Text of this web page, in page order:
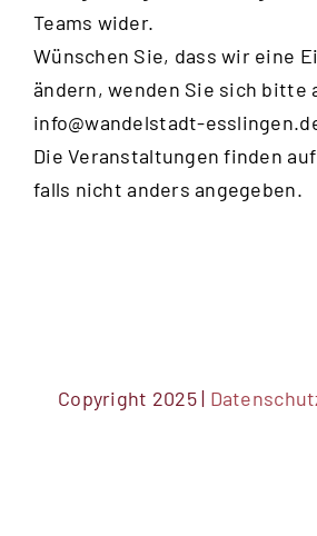
Teams wider.
Wünschen Sie, dass wir eine
ändern, wenden Sie sich bitte
info@wandelstadt-
Die Veranstaltungen finden
falls nicht anders angegeben.
Copyright 2025 |